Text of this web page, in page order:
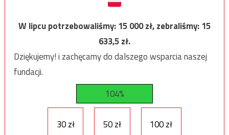
W lipcu potrzebowaliśmy:15 000zł, zebraliśmy:15
633,5zł.
Dziękujemy! i zachęcamy do dalszego wsparcia naszej
fundacji.
104%
30 zł 50 zł 100 zł